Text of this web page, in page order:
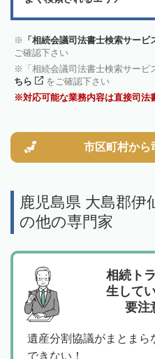
「相続会議司法書士検索サー
ご確認下さい
「相続会議司法書士検索サー
ちら
をご確認下さい
対応可能な業務内容は直接司法
市区町村から
鹿児島県 大島郡伊
の他の専門家
相続ト
生して
要注
遺産分割協議がまとまら
できない！